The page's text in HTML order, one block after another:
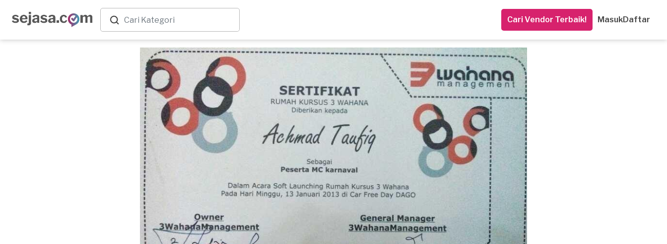
Cari Vendor Terbaik! MasukDaftar